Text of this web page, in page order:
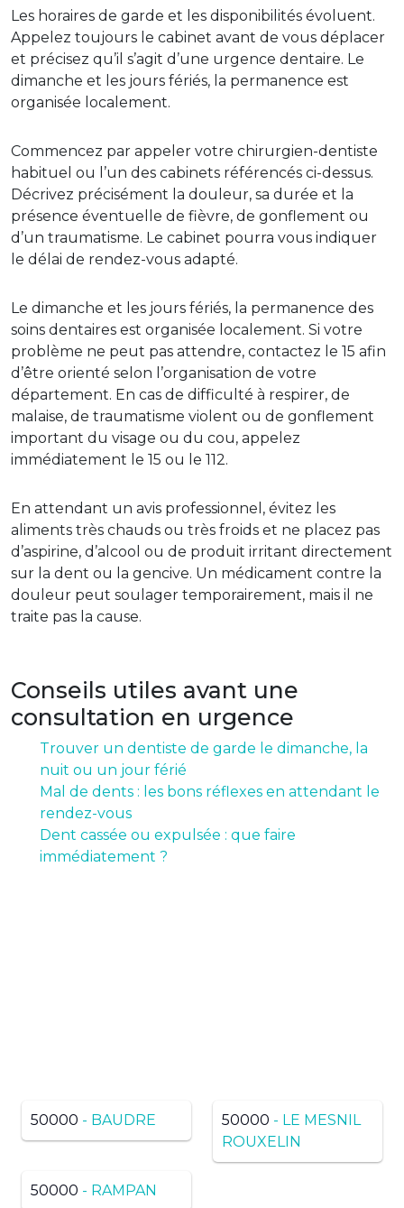
Les horaires de garde et les disponibilités évoluent.
Appelez toujours le cabinet avant de vous déplacer
et précisez qu’il s’agit d’une urgence dentaire. Le
dimanche et les jours fériés, la permanence est
organisée localement.
Commencez par appeler votre chirurgien-dentiste
habituel ou l’un des cabinets référencés ci-dessus.
Décrivez précisément la douleur, sa durée et la
présence éventuelle de fièvre, de gonflement ou
d’un traumatisme. Le cabinet pourra vous indiquer
le délai de rendez-vous adapté.
Le dimanche et les jours fériés, la permanence des
soins dentaires est organisée localement. Si votre
problème ne peut pas attendre, contactez le 15 afin
d’être orienté selon l’organisation de votre
département. En cas de difficulté à respirer, de
malaise, de traumatisme violent ou de gonflement
important du visage ou du cou, appelez
immédiatement le 15 ou le 112.
En attendant un avis professionnel, évitez les
aliments très chauds ou très froids et ne placez pas
d’aspirine, d’alcool ou de produit irritant directement
sur la dent ou la gencive. Un médicament contre la
douleur peut soulager temporairement, mais il ne
traite pas la cause.
Conseils utiles avant une
consultation en urgence
Trouver un dentiste de garde le dimanche, la
nuit ou un jour férié
Mal de dents : les bons réflexes en attendant le
rendez-vous
Dent cassée ou expulsée : que faire
immédiatement ?
50000 - BAUDRE 50000 - LE MESNIL
ROUXELIN
50000 - RAMPAN